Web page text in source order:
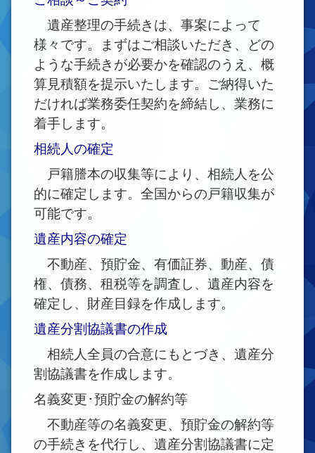
遺産整理の手続きは、事案によって
様々です。まずはご相談いただき、どの
ような手続きが必要かを確認のうえ、概
算見積額を提示いたします。ご納得いた
だければ業務委任契約を締結し、業務に
着手します。
相続人の確定
戸籍謄本の収集等により、相続人を公
的に確定します。全国からの戸籍収集が
可能です。
遺産内容の確定
不動産、預貯金、有価証券、動産、債
権、債務、租税等を調査し、遺産内容を
確定し、財産目録を作成します。
遺産分割協議書の作成
相続人全員の合意にもとづき、遺産分
割協議書を作成します。
名義変更･預貯金の解約等
不動産等の名義変更、預貯金の解約等
の手続きを代行し、遺産分割協議書に定